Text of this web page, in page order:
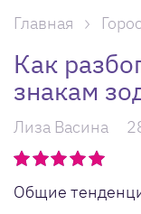
Главная
Как
знакам
Лиза Васина
Общие